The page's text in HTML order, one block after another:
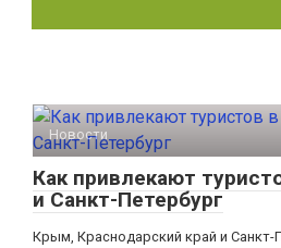
Новости
Как привлекают
и Санкт-Петербург
Крым, Краснодарский край и Санкт-